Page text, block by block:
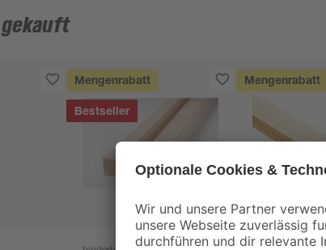
gekauft
Mengenrabatt
Bestseller
Mengenrabatt